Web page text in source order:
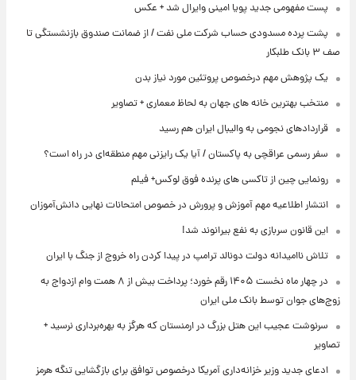
پست مفهومی جدید پویا امینی وایرال شد + عکس
پشت پرده‌ مسدودی حساب شرکت ملی نفت / از ضمانت صندوق بازنشستگی تا
صف ۳ بانک طلبکار
یک پژوهش مهم درخصوص پروتئین مورد نیاز بدن
منتخب بهترین خانه های جهان به لحاظ معماری + تصاویر
قراردادهای نجومی به والیبال ایران هم رسید
سفر رسمی عراقچی به پاکستان / آیا یک رایزنی مهم منطقه‌ای در راه است؟
رونمایی چین از تاکسی های پرنده فوق لوکس+ فیلم
انتشار اطلاعیه مهم آموزش و پرورش در خصوص امتحانات نهایی دانش‌آموزان
این قانون سربازی به نفع بیرانوند شد!
تلاش ناامیدانه‌ دولت دونالد ترامپ در پیدا کردن راه خروج از جنگ با ایران
در چهار ماه نخست ۱۴۰۵ رقم خورد؛ پرداخت بیش از ۸ همت وام ازدواج به
زوج‌های جوان توسط بانک ملی ایران
سرنوشت عجیب این هتل بزرگ در ارمنستان که هرگز به بهره‌برداری نرسید +
تصاویر
ادعای جدید وزیر خزانه‌داری آمریکا درخصوص توافق برای بازگشایی تنگه هرمز